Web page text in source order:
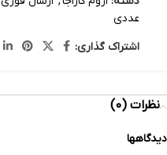
عددی
اشتراک گذاری:
نظرات (0)
دیدگاهها